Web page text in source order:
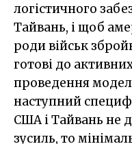
логістичного
Тайвань, і щоб
роди військ
готові до
проведення
наступний
США і Тайвань не
зусиль, то